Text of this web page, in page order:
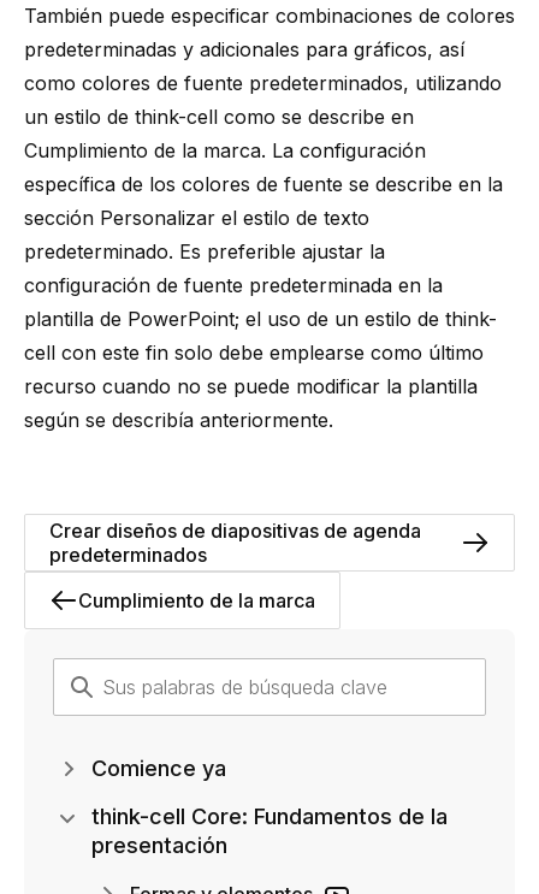
También puede especificar combinaciones de colores
predeterminadas y adicionales para gráficos, así
como colores de fuente predeterminados, utilizando
un estilo de think-cell como se describe en
Cumplimiento de la marca. La configuración
específica de los colores de fuente se describe en la
sección Personalizar el estilo de texto
predeterminado. Es preferible ajustar la
configuración de fuente predeterminada en la
plantilla de PowerPoint; el uso de un estilo de think-
cell con este fin solo debe emplearse como último
recurso cuando no se puede modificar la plantilla
según se describía anteriormente.
Cumplimiento de la marca
Crear diseños de diapositivas de agenda
predeterminados
Comience ya
think-cell Core: Fundamentos de la
presentación